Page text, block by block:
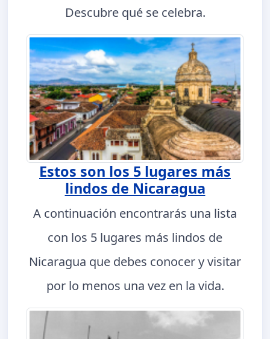
Descubre qué se celebra.
Estos son los 5 lugares más
lindos de Nicaragua
A continuación encontrarás una lista
con los 5 lugares más lindos de
Nicaragua que debes conocer y visitar
por lo menos una vez en la vida.